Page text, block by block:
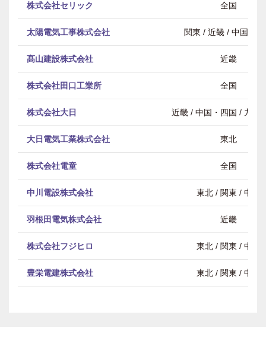
株式会社セリック 全国
太陽電気工事株式会社 関東 / 近畿 / 中国・
髙山建設株式会社 近畿
株式会社田口工業所 全国
株式会社大日 近畿 / 中国・四国 / 九州
大日電気工業株式会社 東北
株式会社電童 全国
中川電設株式会社 東北 / 関東 / 中部
羽根田電気株式会社 近畿
株式会社フジヒロ 東北 / 関東 / 中部
豊栄電建株式会社 東北 / 関東 / 中部